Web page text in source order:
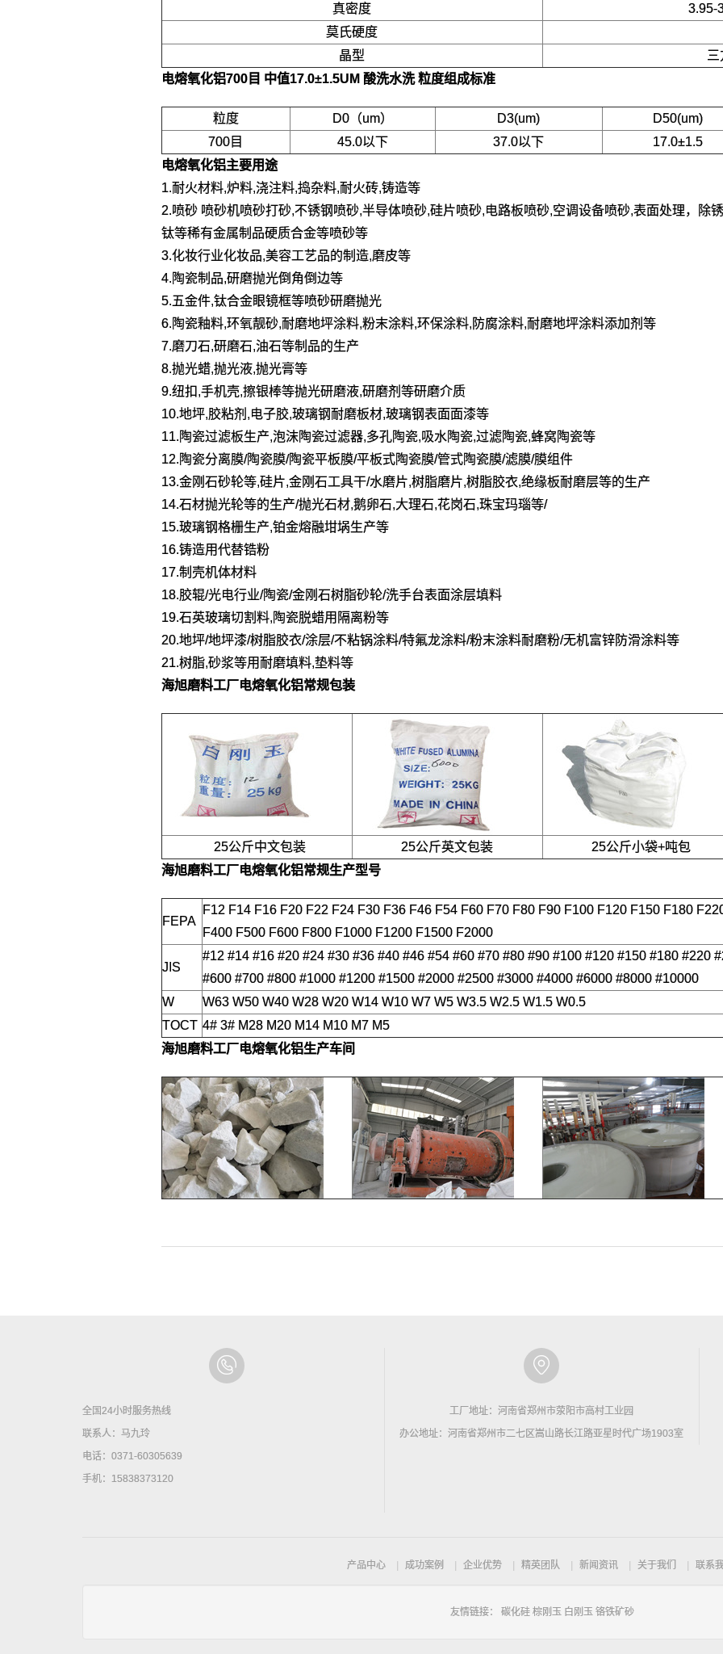
真密度
3.95-
莫氏硬度
晶型
三
电熔氧化铝700目 中值17.0±1.5UM 酸洗水洗粒度组成标准
粒度 D0（um） D3(um) D50(um)
700目
45.0以下 37.0以下 17.0±1.5
电熔氧化铝主要用途
1.耐火材料,炉料,浇注料,捣杂料,耐火砖,铸造等
2.喷砂 喷砂机喷砂打砂,不锈钢喷砂,半导体喷砂,硅片喷砂,电路板喷砂,空调设备喷砂,表面处理，除
钛等稀有金属制品硬质合金等喷砂等
3.化妆行业化妆品,美容工艺品的制造,磨皮等
4.陶瓷制品,研磨抛光倒角倒边等
5.五金件,钛合金眼镜框等喷砂研磨抛光
6.陶瓷釉料,环氧靓砂,耐磨地坪涂料,粉末涂料,环保涂料,防腐涂料,耐磨地坪涂料添加剂等
7.磨刀石,研磨石,油石等制品的生产
8.抛光蜡,抛光液,抛光膏等
9.纽扣,手机壳,擦银棒等抛光研磨液,研磨剂等研磨介质
10.地坪,胶粘剂,电子胶,玻璃钢耐磨板材,玻璃钢表面面漆等
11.陶瓷过滤板生产,泡沫陶瓷过滤器,多孔陶瓷,吸水陶瓷,过滤陶瓷,蜂窝陶瓷等
12.陶瓷分离膜/陶瓷膜/陶瓷平板膜/平板式陶瓷膜/管式陶瓷膜/滤膜/膜组件
13.金刚石砂轮等,硅片,金刚石工具干/水磨片,树脂磨片,树脂胶衣,绝缘板耐磨层等的生产
14.石材抛光轮等的生产/抛光石材,鹅卵石,大理石,花岗石,珠宝玛瑙等/
15.玻璃钢格栅生产,铂金熔融坩埚生产等
16.铸造用代替锆粉
17.制壳机体材料
18.胶辊/光电行业/陶瓷/金刚石树脂砂轮/洗手台表面涂层填料
19.石英玻璃切割料,陶瓷脱蜡用隔离粉等
20.地坪/地坪漆/树脂胶衣/涂层/不粘锅涂料/特氟龙涂料/粉末涂料耐磨粉/无机富锌防滑涂料等
21.树脂,砂浆等用耐磨填料,垫料等
海旭磨料工厂电熔氧化铝常规包装
25公斤中文包装 25公斤英文包装 25公斤小袋+吨包
海旭磨料工厂电熔氧化铝常规生产型号
FEPA
F12 F14 F16 F20 F22 F24 F30 F36 F46 F54 F60 F70 F80 F90 F100 F120 F150 F180
F400 F500 F600 F800 F1000 F1200 F1500 F2000
JIS
#12 #14 #16 #20 #24 #30 #36 #40 #46 #54 #60 #70 #80 #90 #100 #120 #150 #180 #220
#600 #700 #800 #1000 #1200 #1500 #2000 #2500 #3000 #4000 #6000 #8000 #10000
W
W63 W50 W40 W28 W20 W14 W10 W7 W5 W3.5 W2.5 W1.5 W0.5
TOCT 4# 3# M28 M20 M14 M10 M7 M5
海旭磨料工厂电熔氧化铝生产车间
全国24小时服务热线
联系人：马九玲
电话：0371-60305639
手机：15838373120
工厂地址：河南省郑州市荥阳市高村工业园
办公地址：河南省郑州市二七区嵩山路长江路亚星时代广场1903室
产品中心 成功案例 企业优势 精英团队 新闻资讯 关于我们 联系
友情链接： 碳化硅 棕刚玉 白刚玉 铬铁矿砂